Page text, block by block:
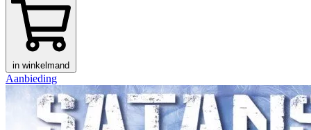
in winkelmand
Aanbieding